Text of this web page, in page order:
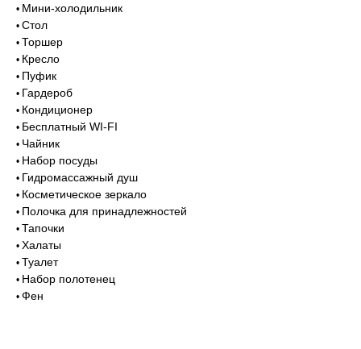
• Мини-холодильник
• Стол
• Торшер
• Кресло
• Пуфик
• Гардероб
• Кондиционер
• Бесплатный WI-FI
• Чайник
• Набор посуды
• Гидромассажный душ
• Косметическое зеркало
• Полочка для принадлежностей
• Тапочки
• Халаты
• Туалет
• Набор полотенец
• Фен